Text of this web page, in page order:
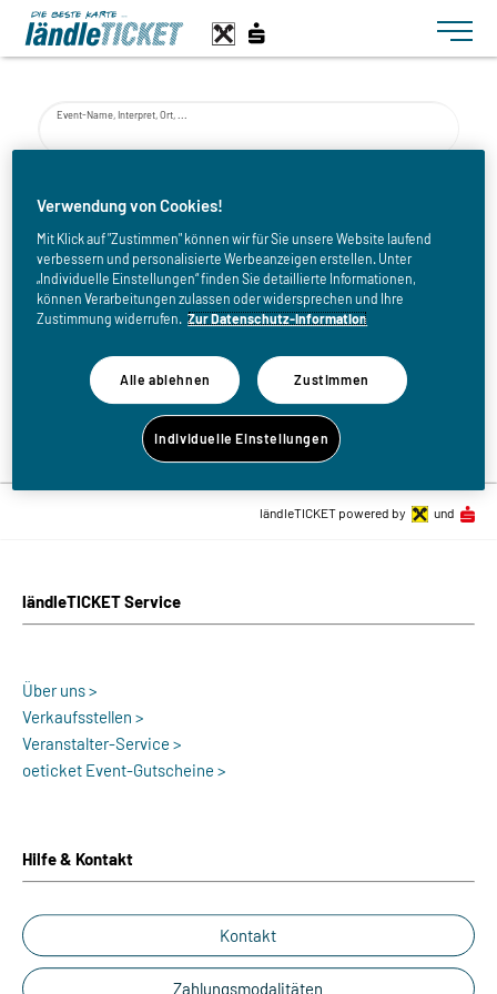
Toggle
Event-Name, Interpret, Ort, ...
bis
Zurück zur Eventliste
ländleTICKET Service
Über uns >
Verkaufsstellen >
Veranstalter-Service >
oeticket Event-Gutscheine >
Hilfe & Kontakt
Kontakt
Zahlungsmodalitäten
ländleTICKET powered by und
Verwendung von Cookies!
Mit Klick auf "Zustimmen" können wir für Sie unsere Website laufend
verbessern und personalisierte Werbeanzeigen erstellen. Unter
„Individuelle Einstellungen“ finden Sie detaillierte Informationen,
können Verarbeitungen zulassen oder widersprechen und Ihre
Zustimmung widerrufen. Zur Datenschutz-Information
Alle ablehnen Zustimmen
Individuelle Einstellungen